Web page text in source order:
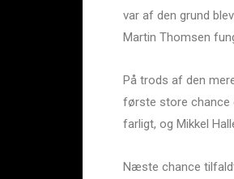
var af den grund
Martin Thomsen
På trods af den
første store chance
farligt, og Mikkel
Næste chance